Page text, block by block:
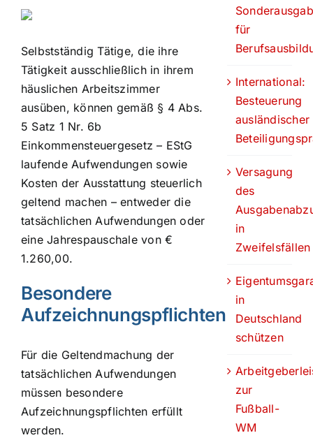
Selbstständig Tätige, die ihre
Tätigkeit ausschließlich in ihrem
häuslichen Arbeitszimmer
ausüben, können gemäß § 4 Abs.
5 Satz 1 Nr. 6b
Einkommensteuergesetz – EStG
laufende Aufwendungen sowie
Kosten der Ausstattung steuerlich
geltend machen – entweder die
tatsächlichen Aufwendungen oder
eine Jahrespauschale von €
1.260,00.
Besondere
Aufzeichnungspflichten
Für die Geltendmachung der
tatsächlichen Aufwendungen
müssen besondere
Aufzeichnungspflichten erfüllt
werden.
für
International:
Besteuerung
ausländischer
Versagung
des
in
Zweifelsfällen
in
Deutschland
schützen
zur
Fußball-
WM